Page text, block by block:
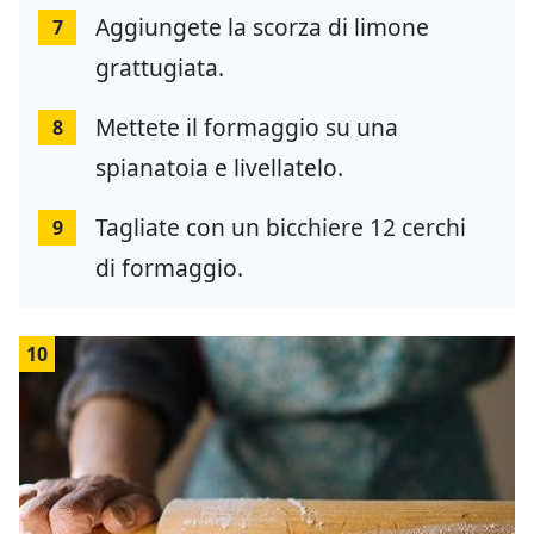
7
Aggiungete la scorza di limone
grattugiata.
8
Mettete il formaggio su una
spianatoia e livellatelo.
9
Tagliate con un bicchiere 12 cerchi
di formaggio.
10